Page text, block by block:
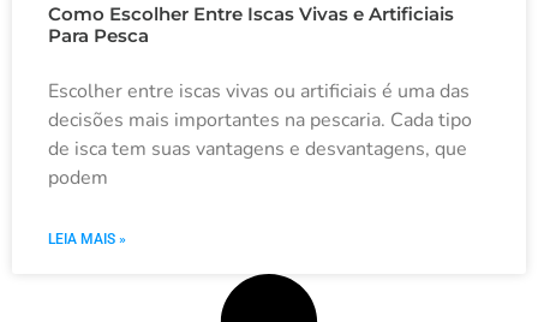
Como Escolher Entre Iscas Vivas e Artificiais
Para Pesca
Escolher entre iscas vivas ou artificiais é uma das
decisões mais importantes na pescaria. Cada tipo
de isca tem suas vantagens e desvantagens, que
podem
LEIA MAIS »